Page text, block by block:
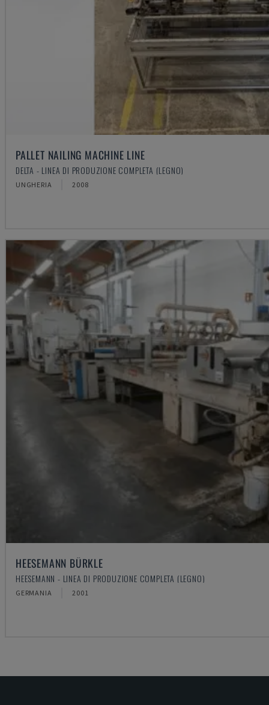
PALLET NAILING MACHINE LINE
DELTA - LINEA DI PRODUZIONE COMPLETA (LEGNO)
UNGHERIA 2008
HEESEMANN BÜRKLE
HEESEMANN - LINEA DI PRODUZIONE COMPLETA (LEGNO)
GERMANIA 2001